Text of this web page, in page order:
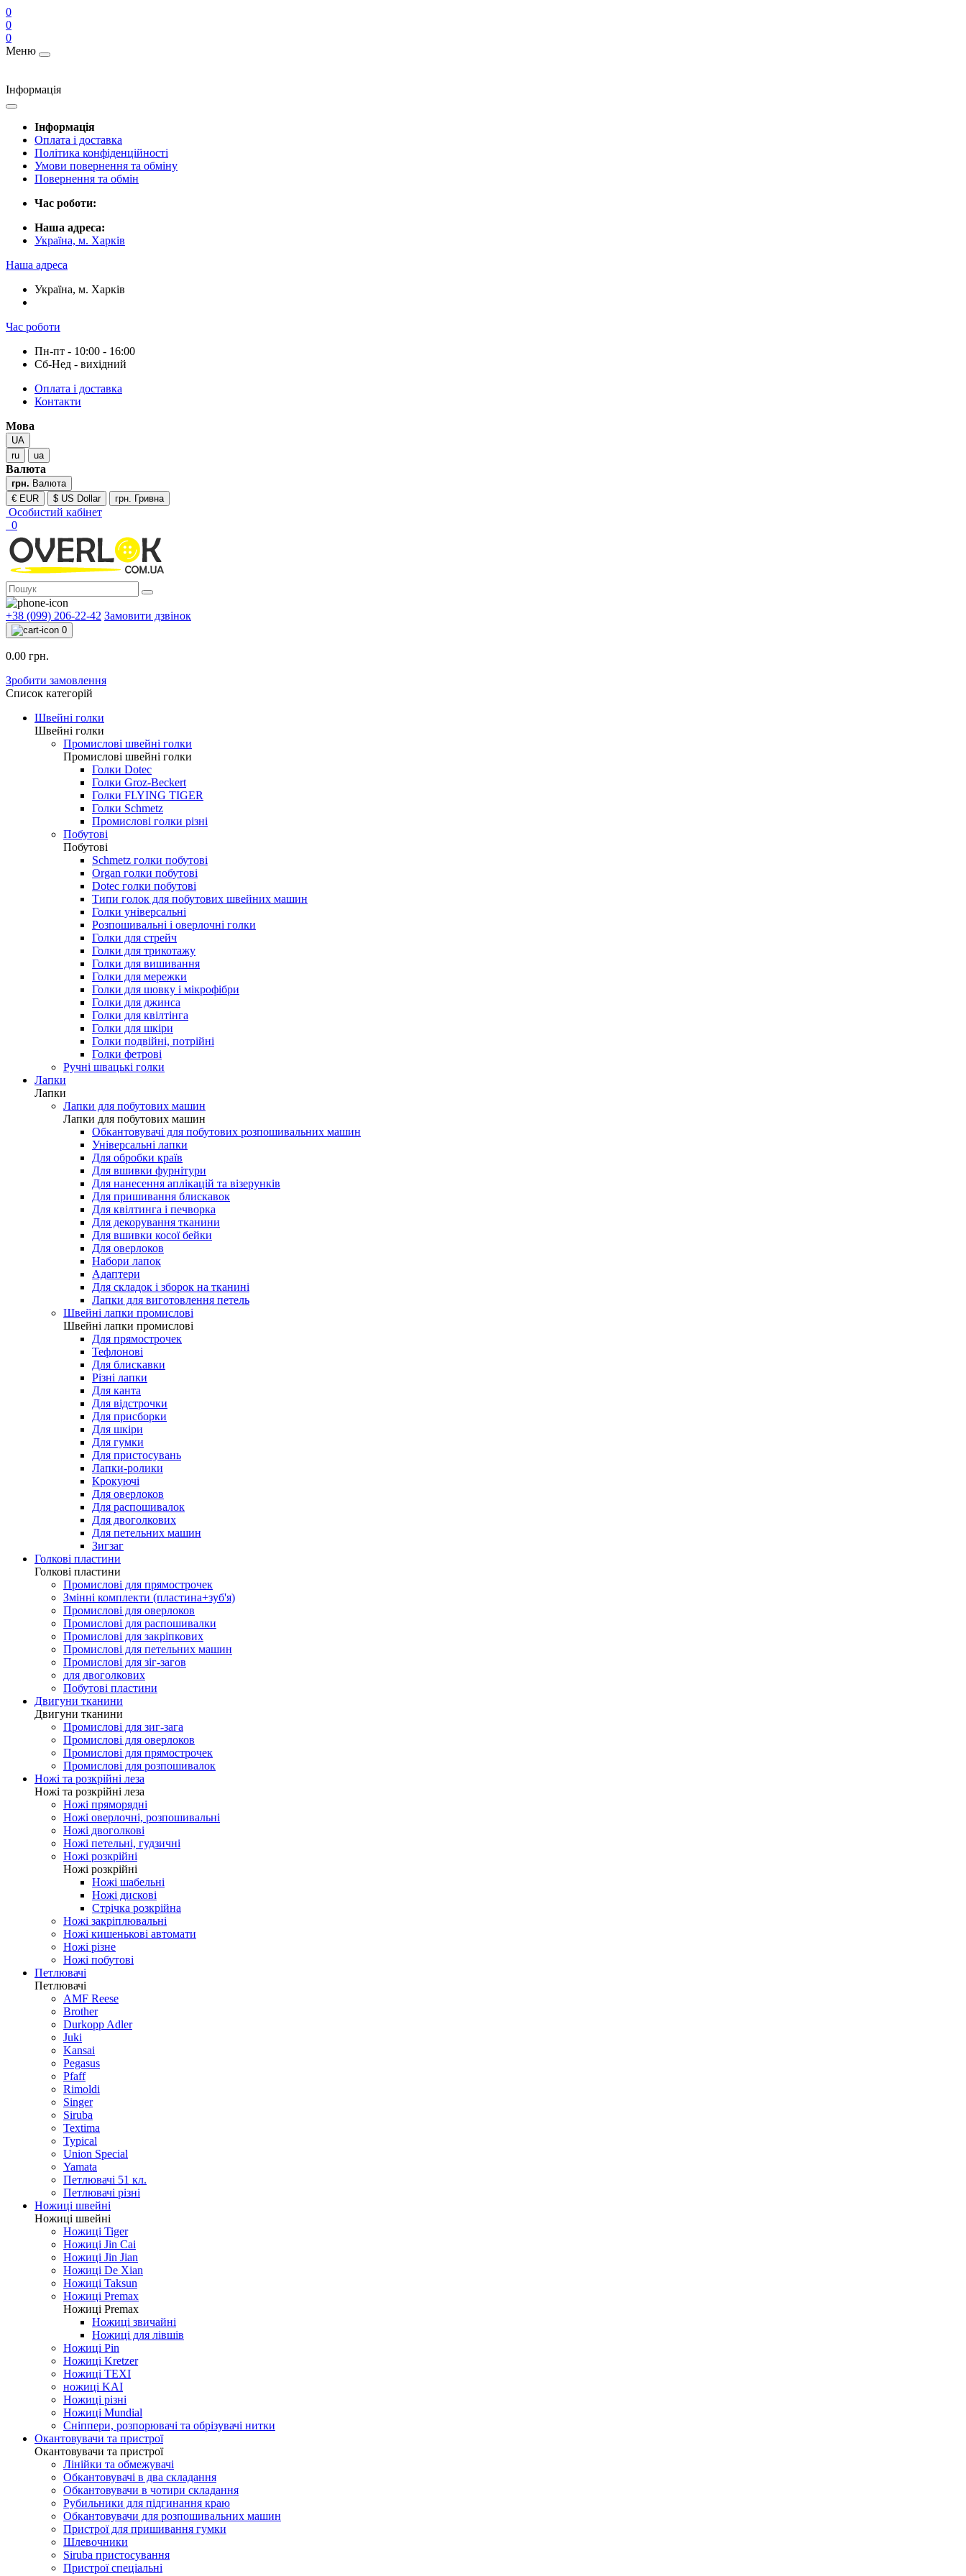
0
0
0
Меню
Інформація
Інформація
Оплата і доставка
Політика конфіденційності
Умови повернення та обміну
Повернення та обмін
Час роботи:
Наша адреса:
Україна, м. Харків
Наша адреса
Україна, м. Харків
Час роботи
Пн-пт - 10:00 - 16:00
Сб-Нед - вихідний
Оплата і доставка
Контакти
Мова
UA
ru
ua
Валюта
грн. Валюта
€ EUR
$ US Dollar грн. Гривна
Особистий кабінет
0
+38 (099) 206-22-42 Замовити дзвінок
0
0.00 грн.
Зробити замовлення
Список категорій
Швейні голки
Швейні голки
Промислові швейні голки
Промислові швейні голки
Голки Dotec
Голки Groz-Beckert
Голки FLYING TIGER
Голки Schmetz
Промислові голки різні
Побутові
Побутові
Schmetz голки побутові
Organ голки побутові
Dotec голки побутові
Типи голок для побутових швейних машин
Голки універсальні
Розпошивальні і оверлочні голки
Голки для стрейч
Голки для трикотажу
Голки для вишивання
Голки для мережки
Голки для шовку і мікрофібри
Голки для джинса
Голки для квілтінга
Голки для шкіри
Голки подвійні, потрійні
Голки фетрові
Ручні швацькі голки
Лапки
Лапки
Лапки для побутових машин
Лапки для побутових машин
Обкантовувачі для побутових розпошивальних машин
Універсальні лапки
Для обробки країв
Для вшивки фурнітури
Для нанесення аплікацій та візерунків
Для пришивання блискавок
Для квілтинга і печворка
Для декорування тканини
Для вшивки косої бейки
Для оверлоков
Набори лапок
Адаптери
Для складок і зборок на тканині
Лапки для виготовлення петель
Швейні лапки промислові
Швейні лапки промислові
Для прямострочек
Тефлонові
Для блискавки
Різні лапки
Для канта
Для відстрочки
Для присборки
Для шкіри
Для гумки
Для пристосувань
Лапки-ролики
Крокуючі
Для оверлоков
Для распошивалок
Для двоголкових
Для петельних машин
Зигзаг
Голкові пластини
Голкові пластини
Промислові для прямострочек
Змінні комплекти (пластина+зуб'я)
Промислові для оверлоков
Промислові для распошивалки
Промислові для закріпкових
Промислові для петельних машин
Промислові для зіг-загов
для двоголкових
Побутові пластини
Двигуни тканини
Двигуни тканини
Промислові для зиг-зага
Промислові для оверлоков
Промислові для прямострочек
Промислові для розпошивалок
Ножі та розкрійні леза
Ножі та розкрійні леза
Ножі пряморядні
Ножі оверлочні, розпошивальні
Ножі двоголкові
Ножі петельні, гудзичні
Ножі розкрійні
Ножі розкрійні
Ножі шабельні
Ножі дискові
Стрічка розкрійна
Ножі закріплювальні
Ножі кишенькові автомати
Ножі різне
Ножі побутові
Петлювачі
Петлювачі
AMF Reese
Brother
Durkopp Adler
Juki
Kansai
Pegasus
Pfaff
Rimoldi
Singer
Siruba
Textima
Typical
Union Special
Yamata
Петлювачі 51 кл.
Петлювачі різні
Ножиці швейні
Ножиці швейні
Ножиці Tiger
Ножиці Jin Cai
Ножиці Jin Jian
Ножиці De Xian
Ножиці Taksun
Ножиці Premax
Ножиці Premax
Ножиці звичайні
Ножиці для лівшів
Ножиці Pin
Ножиці Kretzer
Ножиці TEXI
ножиці KAI
Ножиці різні
Ножиці Mundial
Сніппери, розпорювачі та обрізувачі нитки
Окантовувачи та пристрої
Окантовувачи та пристрої
Лінійки та обмежувачі
Обкантовувачі в два складання
Обкантовувачи в чотири складання
Рубильники для підгинання краю
Обкантовувачи для розпошивальних машин
Пристрої для пришивання гумки
Шлевочники
Siruba пристосування
Пристрої спеціальні